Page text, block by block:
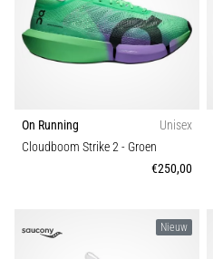
Hardlopersknie,
ook
wel
iliotibiale
bandsyndroom
zeer
veelvoorkomend
On Running
Unisex
Cloudboom Strike 2- Groen
€250,00
Nieuw